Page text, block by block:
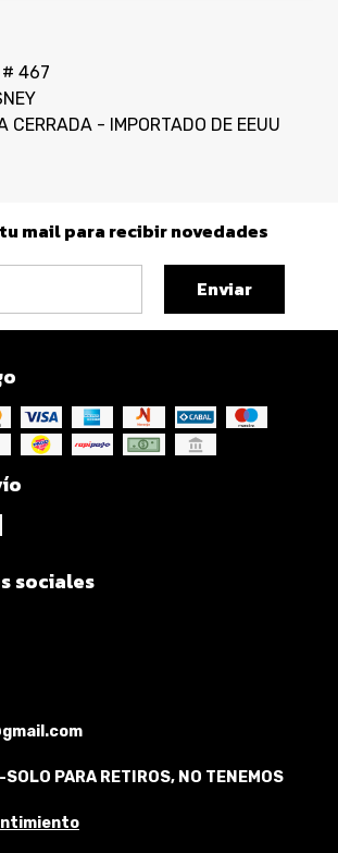
# 467
CERRADA - IMPORTADO DE EEUU
mail para recibir novedades
Enviar
sociales
PARA RETIROS, NO TENEMOS